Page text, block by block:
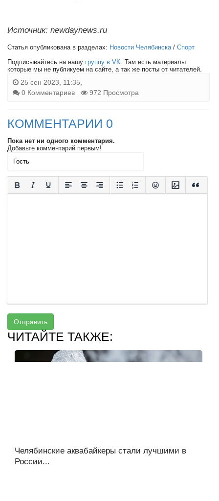
Источник: newdaynews.ru
Статья опубликована в разделах: Новости Челябинска / Спорт
Подписывайтесь на нашу группу в VK . Там есть материалы
которые мы не публикуем на сайте, а так же посты от читателей.
25 сен 2023, 11:35,
0 Комментариев
972 Просмотра
КОММЕНТАРИИ 0
Пока нет ни одного комментария.
Добавьте комментарий первым!
Отправить
ЧИТАЙТЕ ТАКЖЕ:
Челябинские аквабайкеры стали лучшими в
России...